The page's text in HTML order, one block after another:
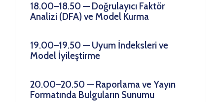
18.00–18.50 — Doğrulayıcı Faktör
Analizi (DFA) ve Model Kurma
19.00–19.50 — Uyum İndeksleri ve
Model İyileştirme
20.00–20.50 — Raporlama ve Yayın
Formatında Bulguların Sunumu